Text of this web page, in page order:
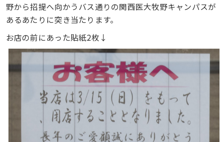
野から招提へ向かうバス通りの関西医大牧野キャンパスが
あるあたりに突き当たります。
お店の前にあった貼紙2枚↓